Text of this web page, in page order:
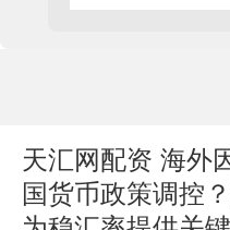
天汇网配资 海外
国货币政策调控